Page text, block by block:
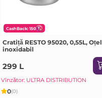
CashBack: 150
Cratiță RESTO 95020, 0,55L, Oțel
inoxidabil
299 L
Vînzător: ULTRA DISTRIBUTION
0(0)